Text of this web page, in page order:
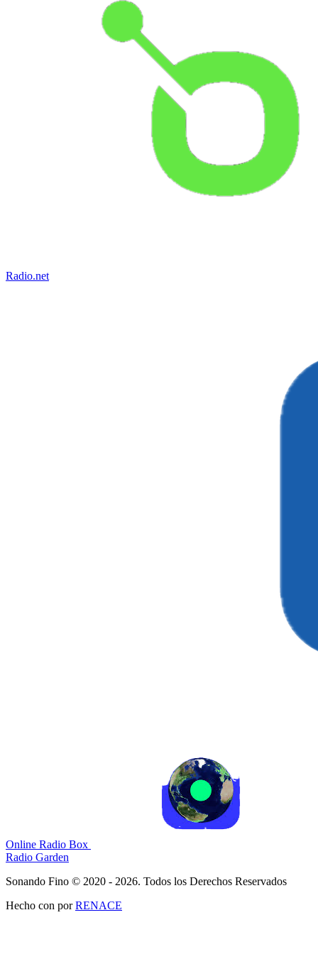
Radio.net
Online Radio Box
Radio Garden
Sonando Fino © 2020 - 2026. Todos los Derechos Reservados
Hecho con porRENACE